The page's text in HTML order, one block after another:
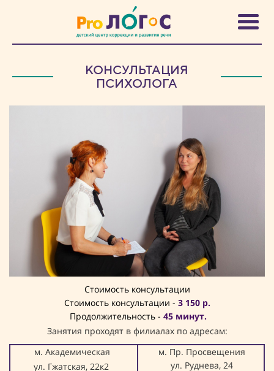
КОНСУЛЬТАЦИЯ
ПСИХОЛОГА
Стоимость консультации
Стоимость консультации - 3 150 р.
Продолжительность - 45 минут.
Занятия проходят в филиалах по адресам:
м. Академическая
ул. Гжатская, 22к2
м. Пр. Просвещения
ул. Руднева, 24